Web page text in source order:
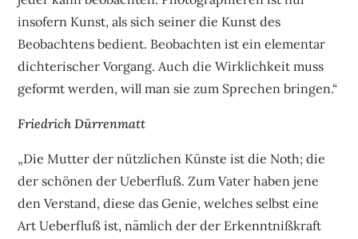
insofern Kunst, als sich seiner die Kunst des
Beobachtens bedient. Beobachten ist ein elementar
dichterischer Vorgang. Auch die Wirklichkeit muss
geformt werden, will man sie zum Sprechen bringen.“
Friedrich Dürrenmatt
„Die Mutter der nützlichen Künste ist die Noth; die
der schönen der Ueberfluß. Zum Vater haben jene
den Verstand, diese das Genie, welches selbst eine
Art Ueberfluß ist, nämlich der der Erkenntnißkraft